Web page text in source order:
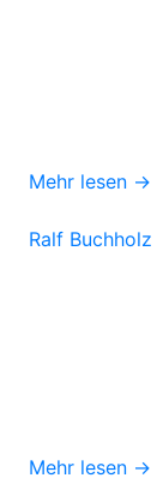
Mehr lesen →
Ralf Buchholz
Mehr lesen →